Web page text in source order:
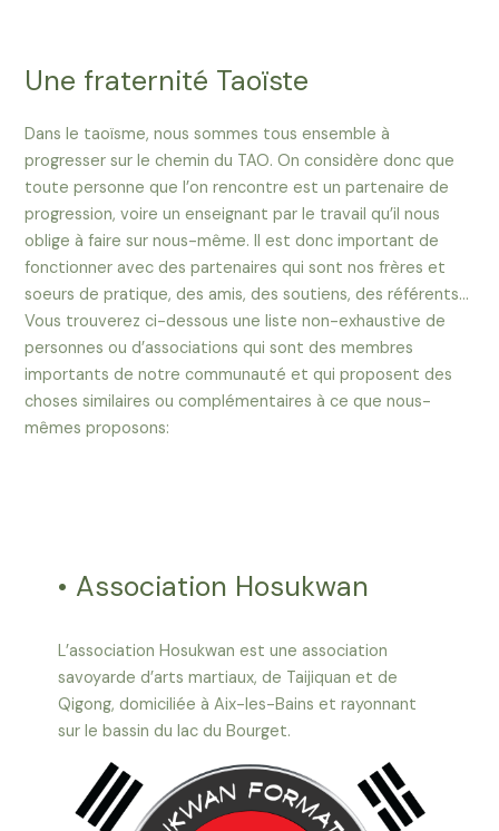
Une fraternité Taoïste
Dans le taoïsme, nous sommes tous ensemble à
progresser sur le chemin du TAO. On considère donc que
toute personne que l’on rencontre est un partenaire de
progression, voire un enseignant par le travail qu’il nous
oblige à faire sur nous-même. Il est donc important de
fonctionner avec des partenaires qui sont nos frères et
soeurs de pratique, des amis, des soutiens, des référents…
Vous trouverez ci-dessous une liste non-exhaustive de
personnes ou d’associations qui sont des membres
importants de notre communauté et qui proposent des
choses similaires ou complémentaires à ce que nous-
mêmes proposons:
• Association Hosukwan
L’association Hosukwan est une association
savoyarde d’arts martiaux, de Taijiquan et de
Qigong, domiciliée à Aix-les-Bains et rayonnant
sur le bassin du lac du Bourget.